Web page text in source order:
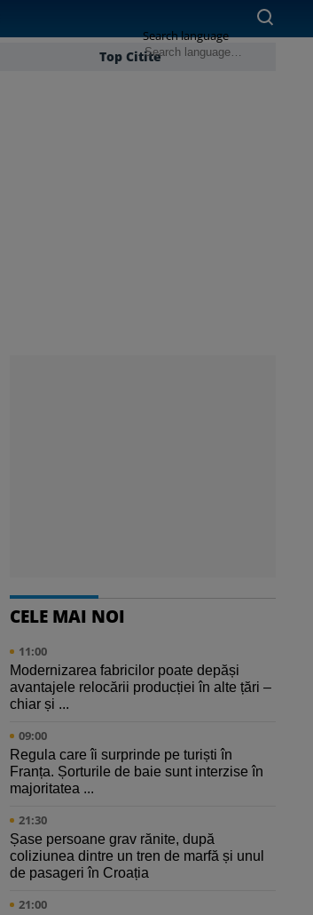
Top Citite
Search language
CELE MAI NOI
11:00
Modernizarea fabricilor poate depăși
avantajele relocării producției în alte țări –
chiar și ...
09:00
Regula care îi surprinde pe turiști în
Franța. Șorturile de baie sunt interzise în
majoritatea ...
21:30
Șase persoane grav rănite, după
coliziunea dintre un tren de marfă și unul
de pasageri în Croația
21:00